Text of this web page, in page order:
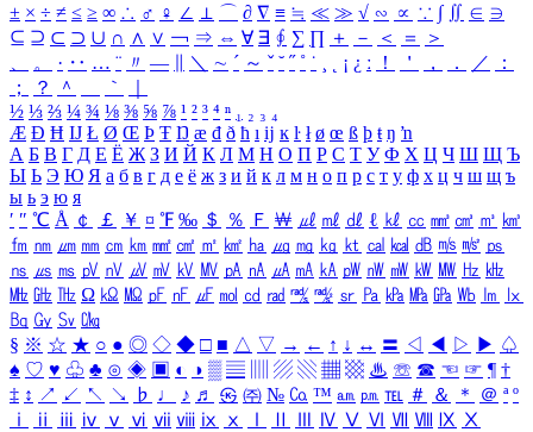
± × ÷ ≠ ≤ ≥ ∞ ∴ ♂ ♀ ∠ ⊥ ⌒ ∂ ∇ ≡ ≒ ≪ ≫ √ ∽ ∝ ∵ ∫ ∬ ∈ ∋
⊆ ⊇ ⊂ ⊃ ∪ ∩ ∧ ∨ ￢ ⇒ ⇔ ∀ ∃ ∮ ∑ ∏ ＋ － ＜ ＝
＞
、
。 · ‥ … ¨ 〃 ― ＼ ∼ ´ ～ ˇ ˘ ˝ ˚ ˙ ¸ ¡ ¿ ː ！ ＇ ， ． ／
：
；
？ ＾ ｀
½ ⅓ ⅔ ¼ ¾ ⅛ ⅜ ⅝ ⅞ ¹ ² ³ ⁴ ⁿ ₁ ₂ ₃ ₄
Æ Ð Ħ Ĳ Ł Ø Œ Þ Ŧ Ŋ æ đ ð ħ ı ĳ ĸ ŀ ł ø œ ß þ ŧ ŋ ŉ
А Б В Г Д Е Ё Ж З И Й К Л М Н О П Р С Т У Ф Х Ц Ч Ш Щ Ъ
Ы Ь Э Ю Я а б в г д е ё ж з и й к л м н о п р с т у ф х ц ч ш щ ъ
ы ь э ю я
′ ″ ℃ Å ￠ ￡ ￥ ¤ ℉ ‰ ＄ ％ Ｆ ￦ ㎕ ㎖ ㎗ ℓ ㎘ ㏄ ㎣ ㎤ ㎥ ㎦
㎙ ㎚ ㎛ ㎜ ㎝ ㎞ ㎟ ㎠ ㎡ ㎢ ㏊ ㎍ ㎎ ㎏ ㏏ ㎈ ㎉ ㏈ ㎧ ㎨ ㎰
㎱ ㎲ ㎳ ㎴ ㎵ ㎶ ㎷ ㎸ ㎹ ㎀ ㎁ ㎂ ㎃ ㎄ ㎺ ㎻ ㎽ ㎾ ㎿ ㎐ ㎑
㎒ ㎓ ㎔ Ω ㏀ ㏁ ㎊ ㎋ ㎌ ㏖ ㏅ ㎭ ㎮ ㎯ ㏛ ㎩ ㎪ ㎫ ㎬ ㏝ ㏐
㏓
㏃ ㏉ ㏜ ㏆
§ ※ ☆ ★ ○ ● ◎ ◇ ◆ □ ■ △ ▽ → ← ↑ ↓ ↔ 〓 ◁ ◀ ▷ ▶ ♤
♠ ♡ ♥ ♧ ♣ ⊙ ◈ ▣ ◐ ◑ ▒ ▤ ▨ ▧ ▦ ▩ ♨ ☏ ☎ ☜ ☞ ¶ †
‡ ↕ ↗ ↙ ↖ ↘ ♭ ♩ ♪ ♬ ㉿ ㈜ № ㏇ ™ ㏂ ㏘ ℡ ＃ ＆ ＊ ＠ ª º
ⅰ
ⅱ ⅲ ⅳ ⅴ ⅵ ⅶ ⅷ ⅸ ⅹ Ⅳ Ⅴ Ⅵ Ⅶ Ⅷ Ⅸ Ⅹ